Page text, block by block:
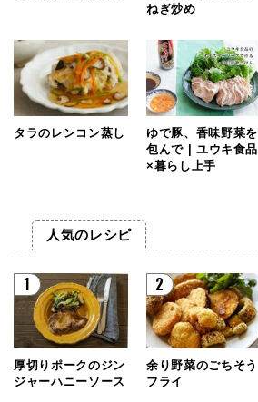
ねぎ炒め
タラのレンコン蒸し
ゆで豚、香味野菜を
包んで | ユウキ食品
×暮らし上手
人気のレシピ
1
厚切りポークのジン
ジャーハニーソース
2
余り野菜のごちそう
フライ